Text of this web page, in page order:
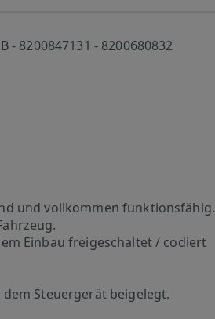
- 8200847131 - 8200680832
und vollkommen funktionsfähig.
Einbau freigeschaltet / codiert
Steuergerät beigelegt.